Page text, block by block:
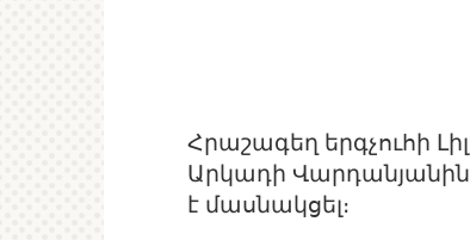
Հրաշագեղ երգչուհի
Արկադի
է մասնակցել։